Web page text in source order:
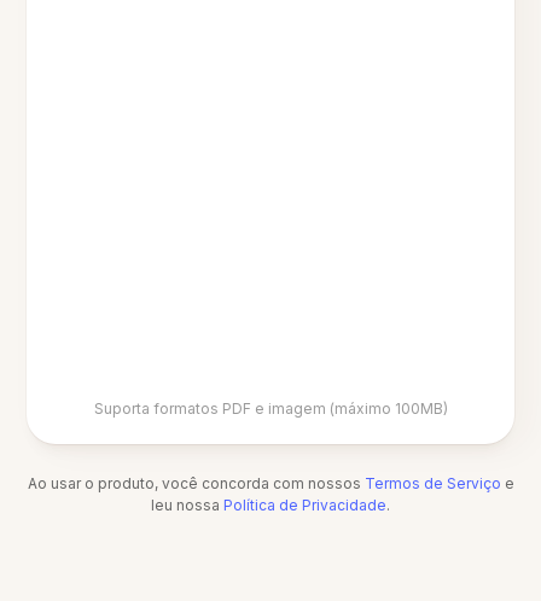
Suporta formatos PDF e imagem (máximo 100MB)
Ao usar o produto, você concorda com nossos Termos de Serviço e
leu nossa Política de Privacidade.